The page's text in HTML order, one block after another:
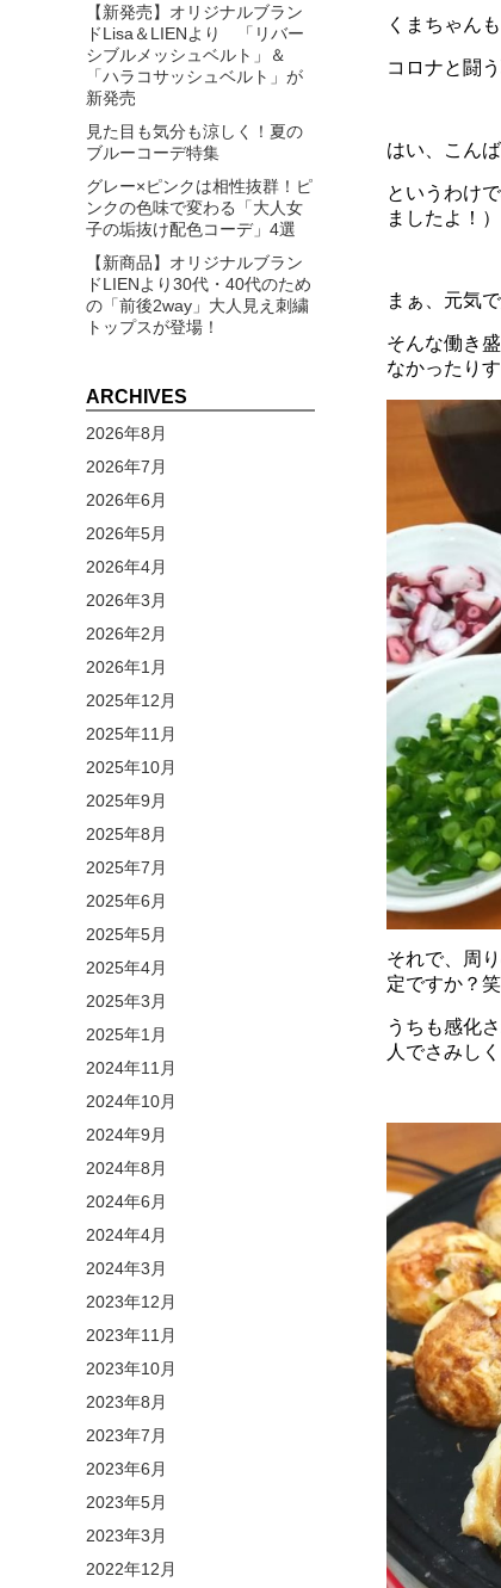
くまちゃん
コロナと闘
はい、こん
というわけ
ましたよ！）
まぁ、元気
そんな働き
なかったり
それで、周
定ですか？笑
うちも感化
人でさみし
【新発売】オリジナルブラン
ドLisa＆LIENより 「リバー
シブルメッシュベルト」＆
「ハラコサッシュベルト」が
新発売
見た目も気分も涼しく！夏の
ブルーコーデ特集
グレー×ピンクは相性抜群！ピ
ンクの色味で変わる「大人女
子の垢抜け配色コーデ」4選
【新商品】オリジナルブラン
ドLIENより30代・40代のため
の「前後2way」大人見え刺繍
トップスが登場！
ARCHIVES
2026年8月
2026年7月
2026年6月
2026年5月
2026年4月
2026年3月
2026年2月
2026年1月
2025年12月
2025年11月
2025年10月
2025年9月
2025年8月
2025年7月
2025年6月
2025年5月
2025年4月
2025年3月
2025年1月
2024年11月
2024年10月
2024年9月
2024年8月
2024年6月
2024年4月
2024年3月
2023年12月
2023年11月
2023年10月
2023年8月
2023年7月
2023年6月
2023年5月
2023年3月
2022年12月